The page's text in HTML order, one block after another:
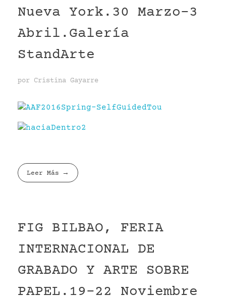
Nueva York.30 Marzo-3
Abril.Galería
StandArte
por Cristina Gayarre
Leer Más
FIG BILBAO, FERIA
INTERNACIONAL DE
GRABADO Y ARTE SOBRE
PAPEL.19-22 Noviembre